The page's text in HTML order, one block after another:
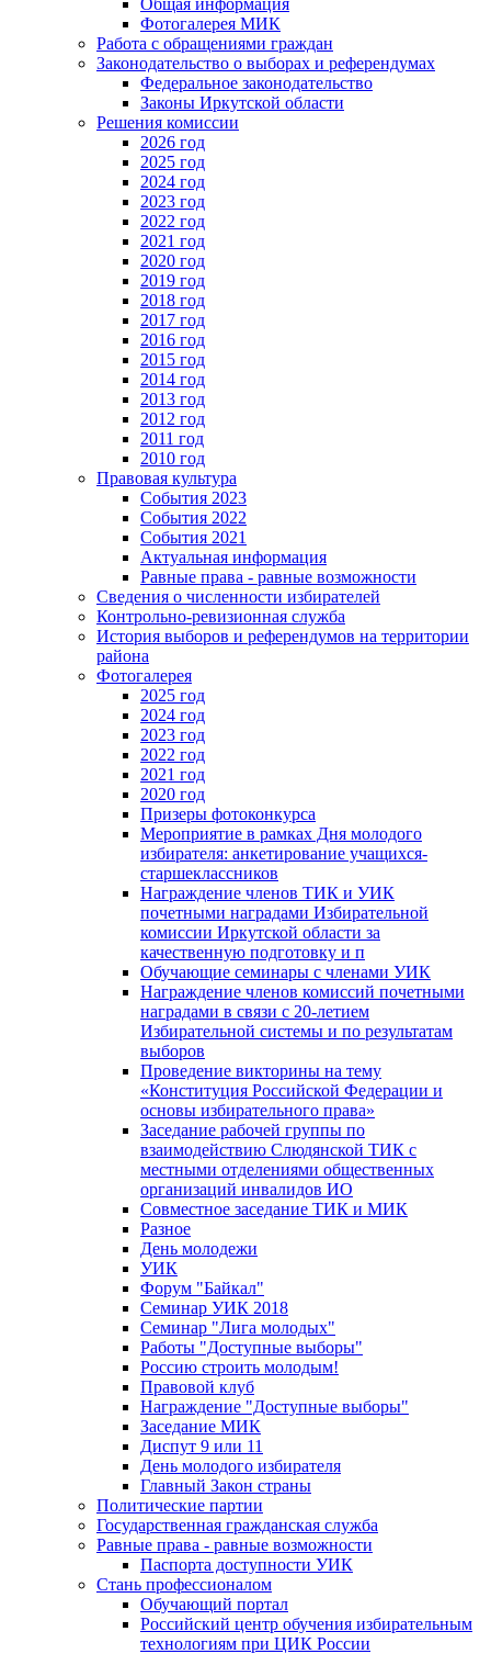
Общая информация
Фотогалерея МИК
Работа с обращениями граждан
Законодательство о выборах и референдумах
Федеральное законодательство
Законы Иркутской области
Решения комиссии
2026 год
2025 год
2024 год
2023 год
2022 год
2021 год
2020 год
2019 год
2018 год
2017 год
2016 год
2015 год
2014 год
2013 год
2012 год
2011 год
2010 год
Правовая культура
События 2023
События 2022
События 2021
Актуальная информация
Равные права - равные возможности
Сведения о численности избирателей
Контрольно-ревизионная служба
История выборов и референдумов на территории
района
Фотогалерея
2025 год
2024 год
2023 год
2022 год
2021 год
2020 год
Призеры фотоконкурса
Мероприятие в рамках Дня молодого
избирателя: анкетирование учащихся-
старшеклассников
Награждение членов ТИК и УИК
почетными наградами Избирательной
комиссии Иркутской области за
качественную подготовку и п
Обучающие семинары с членами УИК
Награждение членов комиссий почетными
наградами в связи с 20-летием
Избирательной системы и по результатам
выборов
Проведение викторины на тему
«Конституция Российской Федерации и
основы избирательного права»
Заседание рабочей группы по
взаимодействию Слюдянской ТИК с
местными отделениями общественных
организаций инвалидов ИО
Совместное заседание ТИК и МИК
Разное
День молодежи
УИК
Форум "Байкал"
Семинар УИК 2018
Семинар "Лига молодых"
Работы "Доступные выборы"
Россию строить молодым!
Правовой клуб
Награждение "Доступные выборы"
Заседание МИК
Диспут 9 или 11
День молодого избирателя
Главный Закон страны
Политические партии
Государственная гражданская служба
Равные права - равные возможности
Паспорта доступности УИК
Стань профессионалом
Обучающий портал
Российский центр обучения избирательным
технологиям при ЦИК России